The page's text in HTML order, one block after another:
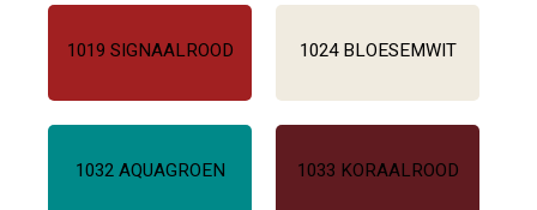
1019 SIGNAALROOD 1024 BLOESEMWIT
1032 AQUAGROEN 1033 KORAALROOD